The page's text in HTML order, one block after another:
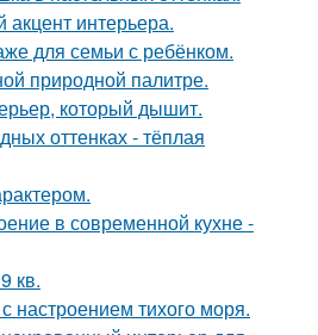
интерьера.
для семьи с ребёнком.
природной палитре.
который дышит.
оттенках - тёплая
в современной кухне -
кв.
настроением тихого моря.